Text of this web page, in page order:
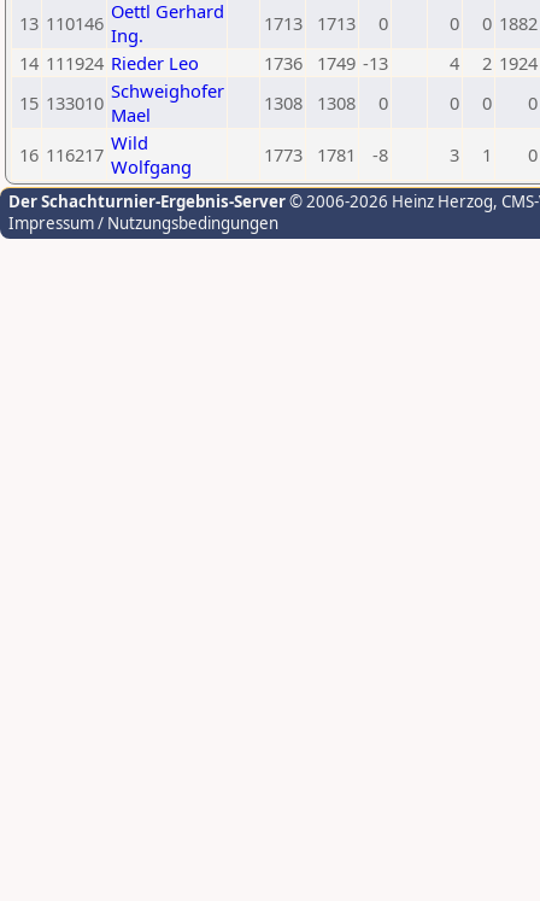
13 110146 Oettl Gerhard
Ing.
1713 1713 0 0 0 1882
14 111924 Rieder Leo 1736 1749 -13 4 2 1924
15 133010 Schweighofer
Mael
1308 1308 0 0 0 0
16 116217 Wild
Wolfgang
1773 1781 -8 3 1 0
Der Schachturnier-Ergebnis-Server© 2006-2026 Heinz Herzog,
Impressum / Nutzungsbedingungen